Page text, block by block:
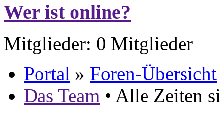
Wer ist online?
Mitglieder: 0 Mitglieder
Portal » Foren-Übersicht
Das Team • Alle Zeiten